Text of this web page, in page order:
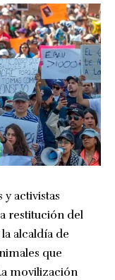
activistas
restitución del
alcaldía de
que
movilización